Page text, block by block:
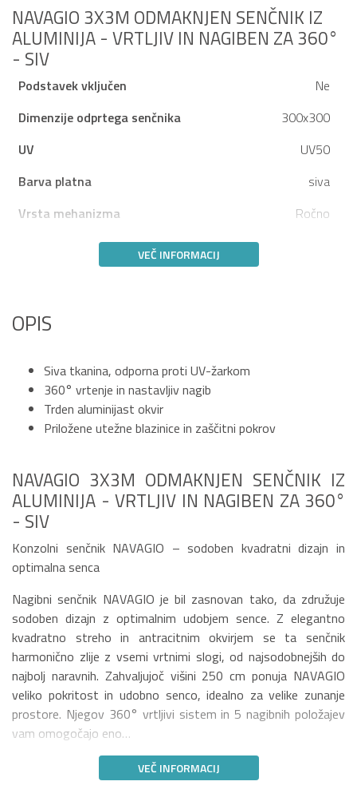
NAVAGIO 3X3M ODMAKNJEN SENČNIK IZ
ALUMINIJA - VRTLJIV IN NAGIBEN ZA 360°
- SIV
Podstavek vključen
Ne
Dimenzije odprtega senčnika
300x300
UV
UV50
Barva platna
siva
Vrsta mehanizma
Ročno
VEČ INFORMACIJ
OPIS
Siva tkanina, odporna proti UV-žarkom
360° vrtenje in nastavljiv nagib
Trden aluminijast okvir
Priložene utežne blazinice in zaščitni pokrov
NAVAGIO 3X3M ODMAKNJEN SENČNIK IZ
ALUMINIJA - VRTLJIV IN NAGIBEN ZA 360°
- SIV
Konzolni senčnik NAVAGIO – sodoben kvadratni dizajn in
optimalna senca
Nagibni senčnik NAVAGIO je bil zasnovan tako, da združuje
sodoben dizajn z optimalnim udobjem sence. Z elegantno
kvadratno streho in antracitnim okvirjem se ta senčnik
harmonično zlije z vsemi vrtnimi slogi, od najsodobnejših do
najbolj naravnih. Zahvaljujoč višini 250 cm ponuja NAVAGIO
veliko pokritost in udobno senco, idealno za velike zunanje
prostore. Njegov 360° vrtljivi sistem in 5 nagibnih položajev
vam omogočajo eno…
VEČ INFORMACIJ